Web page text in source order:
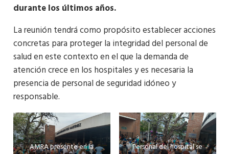
durante los últimos años.
La reunión tendrá como propósito establecer acciones
concretas para proteger la integridad del personal de
salud en este contexto en el que la demanda de
atención crece en los hospitales y es necesaria la
presencia de personal de seguridad idóneo y
responsable.
AMRA presente en la
Personal del hospital se